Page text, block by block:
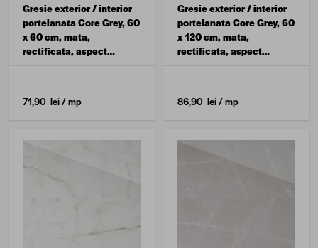
Gresie exterior / interior
portelanata Core Grey, 60
x 60 cm, mata,
rectificata, aspect
71,90 lei/ mp
Gresie exterior / interior
portelanata Core Grey, 60
x 120 cm, mata,
rectificata, aspect
86,90 lei/ mp